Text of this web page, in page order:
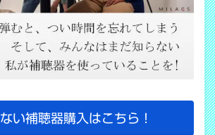
い補聴器購入はこちら！